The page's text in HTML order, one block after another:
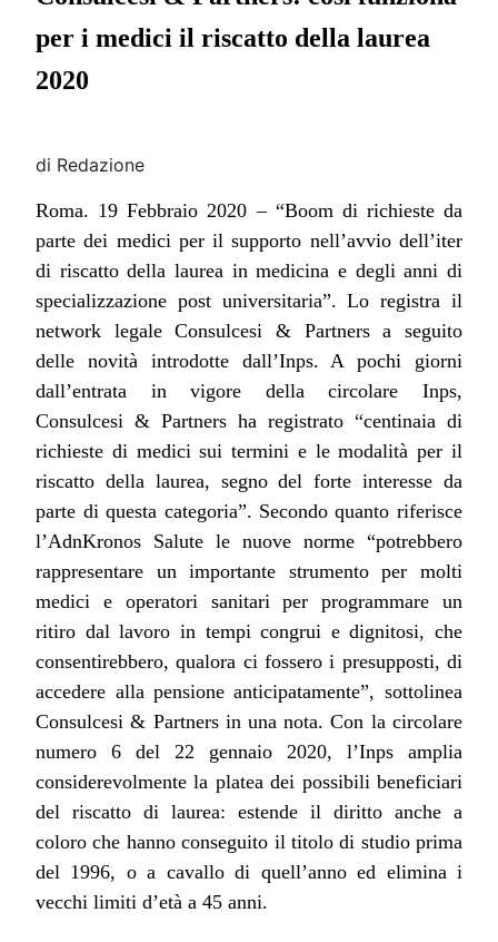
per i medici il riscatto della laurea
2020
di Redazione
Roma. 19 Febbraio 2020 – “Boom di richieste da
parte dei medici per il supporto nell’avvio dell’iter
di riscatto della laurea in medicina e degli anni di
specializzazione post universitaria”. Lo registra il
network legale Consulcesi & Partners a seguito
delle novità introdotte dall’Inps. A pochi giorni
dall’entrata in vigore della circolare Inps,
Consulcesi & Partners ha registrato “centinaia di
richieste di medici sui termini e le modalità per il
riscatto della laurea, segno del forte interesse da
parte di questa categoria”. Secondo quanto riferisce
l’AdnKronos Salute le nuove norme “potrebbero
rappresentare un importante strumento per molti
medici e operatori sanitari per programmare un
ritiro dal lavoro in tempi congrui e dignitosi, che
consentirebbero, qualora ci fossero i presupposti, di
accedere alla pensione anticipatamente”, sottolinea
Consulcesi & Partners in una nota. Con la circolare
numero 6 del 22 gennaio 2020, l’Inps amplia
considerevolmente la platea dei possibili beneficiari
del riscatto di laurea: estende il diritto anche a
coloro che hanno conseguito il titolo di studio prima
del 1996, o a cavallo di quell’anno ed elimina i
vecchi limiti d’età a 45 anni.